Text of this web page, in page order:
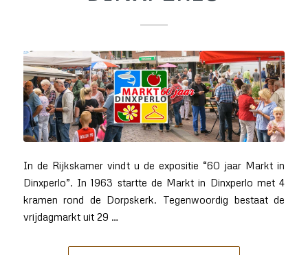
In de Rijkskamer vindt u de expositie “60 jaar Markt in
Dinxperlo”. In 1963 startte de Markt in Dinxperlo met 4
kramen rond de Dorpskerk. Tegenwoordig bestaat de
vrijdagmarkt uit 29 …